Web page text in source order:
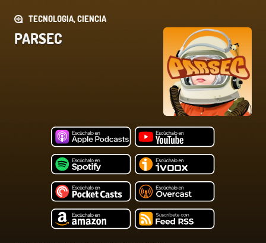
TECNOLOGIA, CIENCIA
PARSEC